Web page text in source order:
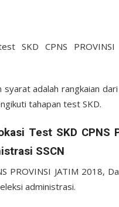
SKD CPNS
adalah rangkaian
tahapan test SKD.
Test SKD CPNS
SSCN
PROVINSI JATIM 2018,
administrasi.